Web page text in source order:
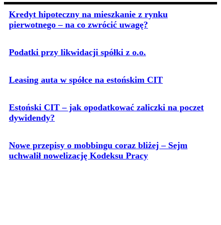
Kredyt hipoteczny na mieszkanie z rynku
pierwotnego – na co zwrócić uwagę?
Podatki przy likwidacji spółki z o.o.
Leasing auta w spółce na estońskim CIT
Estoński CIT – jak opodatkować zaliczki na poczet
dywidendy?
Nowe przepisy o mobbingu coraz bliżej – Sejm
uchwalił nowelizację Kodeksu Pracy